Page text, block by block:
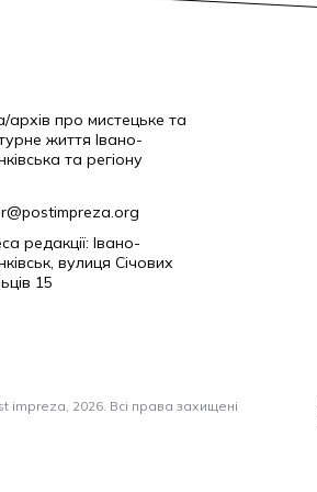
архів про мистецьке та
життя Івано-
та регіону
редакції: Івано-
вулиця Січових
15
impreza, 2026. Всі права захищені